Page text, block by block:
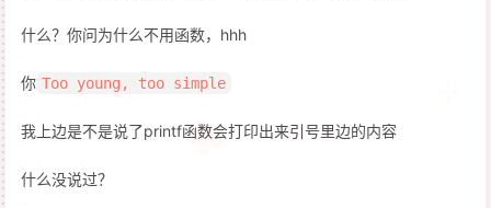
什么？你问为什么不用函数，hhh
你 Too young, too simple
我上边是不是说了printf函数会打印出来引号里边的内容
什么没说过？